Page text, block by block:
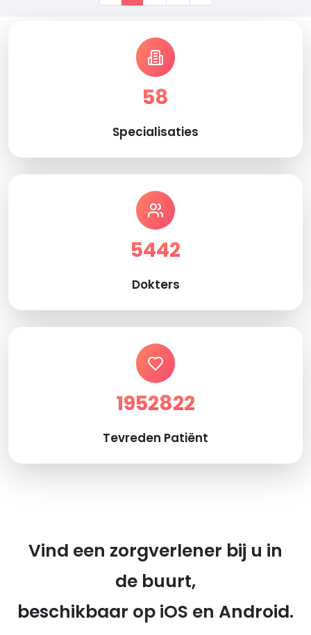
58
Specialisaties
5442
Dokters
1952822
Tevreden Patiënt
Vind een zorgverlener bij u in
de buurt,
beschikbaar op iOS en Android.